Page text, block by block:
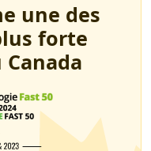
une des
forte